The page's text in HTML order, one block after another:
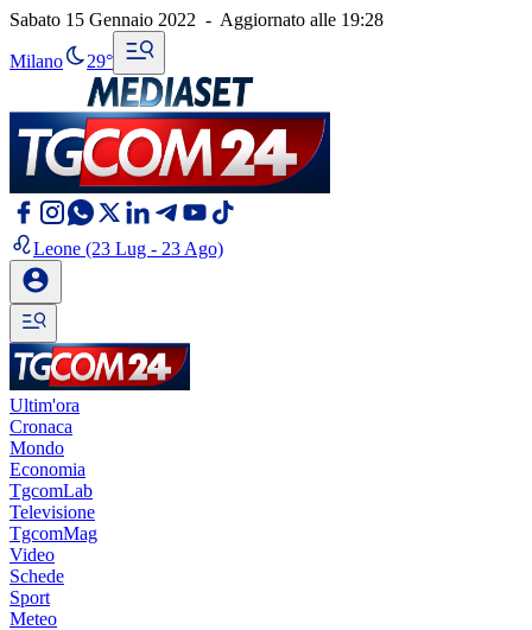
Sabato 15 Gennaio 2022 - Aggiornato alle 19:28
Milano 29°
Leone (23 Lug - 23 Ago)
Ultim'ora
Cronaca
Mondo
Economia
TgcomLab
Televisione
TgcomMag
Video
Schede
Sport
Meteo